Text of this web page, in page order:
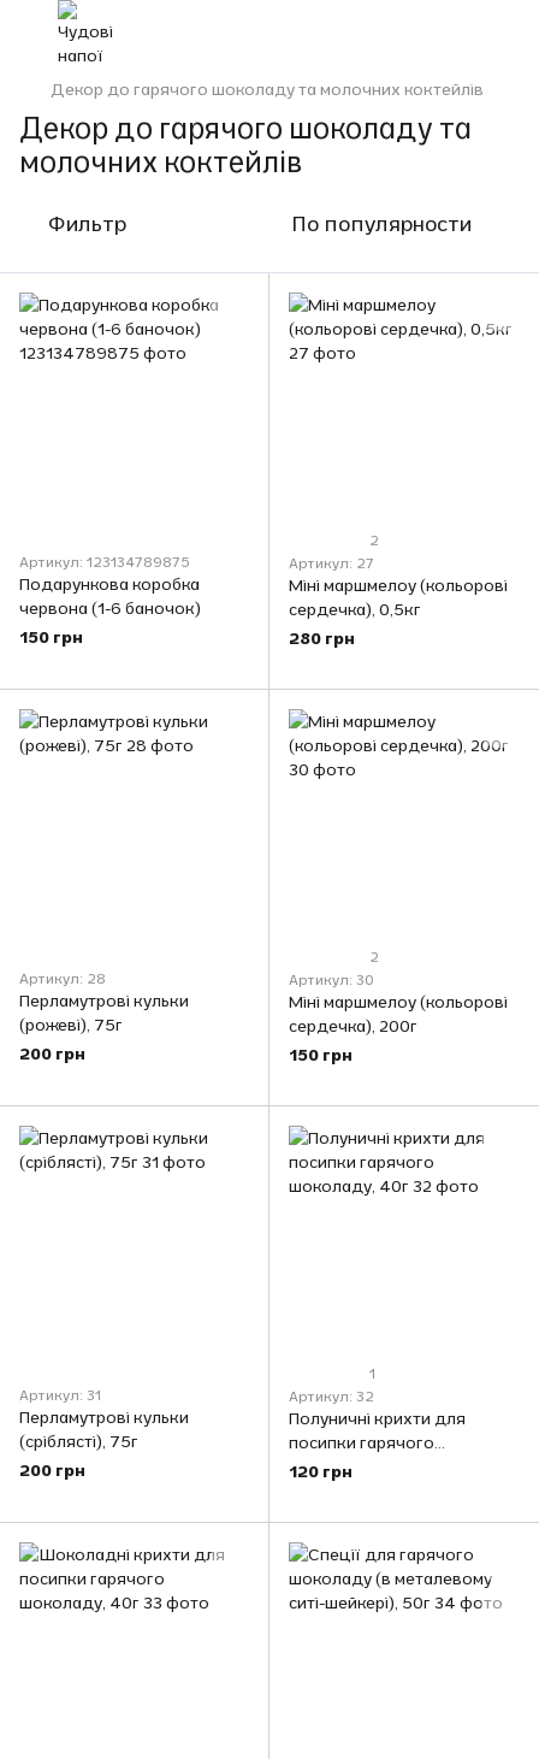
Декор до гарячого шоколаду та молочних коктейлів
Декор до гарячого шоколаду та
молочних коктейлів
Фильтр По популярности
Артикул: 123134789875
Подарункова коробка
червона (1-6 баночок)
150 грн
2
Артикул: 27
Міні маршмелоу (кольорові
сердечка), 0,5кг
280 грн
Артикул: 28
Перламутрові кульки
(рожеві), 75г
200 грн
2
Артикул: 30
Міні маршмелоу (кольорові
сердечка), 200г
150 грн
Артикул: 31
Перламутрові кульки
(сріблясті), 75г
200 грн
1
Артикул: 32
Полуничні крихти для
посипки гарячого
шоколаду, 40г
120 грн